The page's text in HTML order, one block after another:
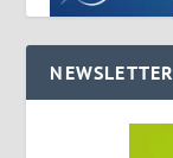
NEWSLETTER